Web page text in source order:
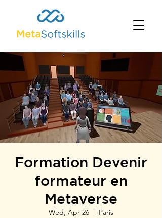
Formation Devenir
formateur en
Metaverse
Wed, Apr 26
  |
Paris